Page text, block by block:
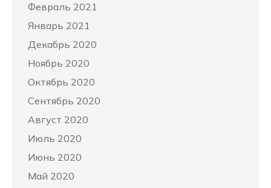
Февраль 2021
Январь 2021
Декабрь 2020
Ноябрь 2020
Октябрь 2020
Сентябрь 2020
Август 2020
Июль 2020
Июнь 2020
Май 2020